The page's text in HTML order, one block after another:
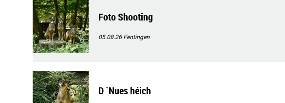
Foto Shooting
05.08.26Fentingen
D `Nues héich